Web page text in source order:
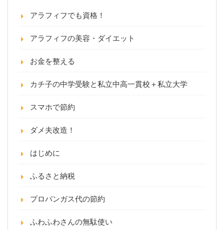
アラフィフでも資格！
アラフィフの美容・ダイエット
お金を整える
カチ子の中学受験と私立中高一貫校＋私立大学
スマホで節約
ダメ夫改造！
はじめに
ふるさと納税
プロパンガス代の節約
ふわふわさんの無駄使い